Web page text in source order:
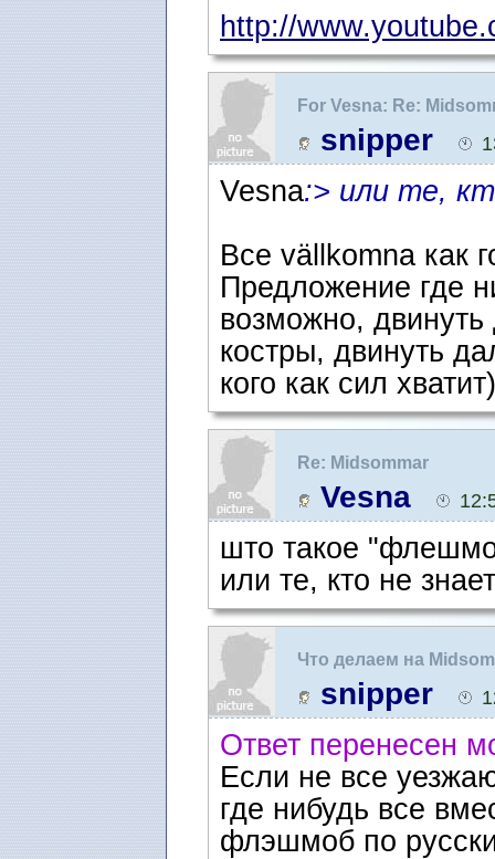
http://
For Vesna: Re:
snipper
Vesna:> или те,
Все vällkomna как
Предложение где
возможно, двинуть
костры, двинуть
кого как сил хватит)
Re: Midsommar
Vesna
што такое
или те, кто не
Что делаем на
snipper
Ответ перенесен
Если не все
где нибудь все
флэшмоб по